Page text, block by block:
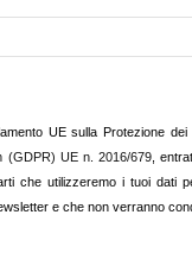
UE sulla Protezione dei
(GDPR) UE n. 2016/679 ,
che utilizzeremo i tuoi dati
e che non verranno